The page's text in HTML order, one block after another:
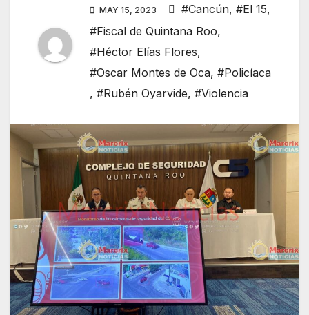
MAY 15, 2023 #Cancún, #El 15,
#Fiscal de Quintana Roo,
#Héctor Elías Flores,
#Oscar Montes de Oca, #Policíaca
, #Rubén Oyarvide, #Violencia